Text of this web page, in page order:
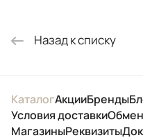
Назад к списку
КаталогАкцииБренды
Условия доставкиОбмен
МагазиныРеквизиты